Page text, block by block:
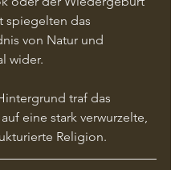
spiegelten das
von Natur und
wider.
traf das
eine stark verwurzelte,
Religion.